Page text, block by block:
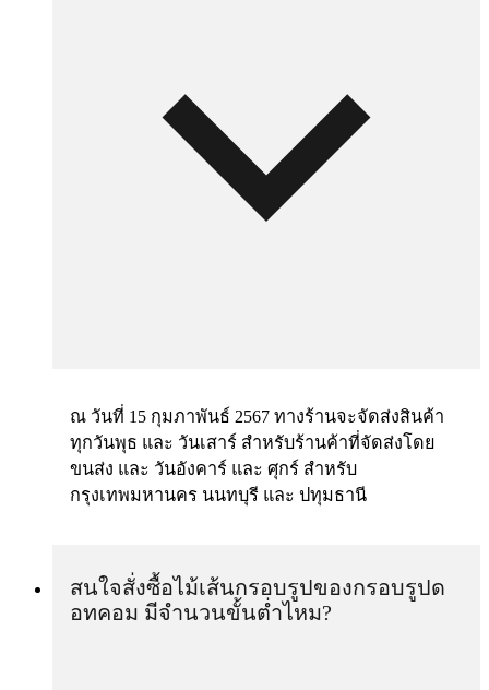
ณ วันที่ 15 กุมภาพันธ์ 2567 ทางร้านจะจัดส่งสินค้า
ทุกวันพุธ และ วันเสาร์ สำหรับร้านค้าที่จัดส่งโดย
ขนส่ง และ วันอังคาร์ และ ศุกร์ สำหรับ
กรุงเทพมหานคร นนทบุรี และ ปทุมธานี
สนใจสั่งซื้อไม้เส้นกรอบรูปของกรอบรูปด
อทคอม มีจำนวนขั้นต่ำไหม?